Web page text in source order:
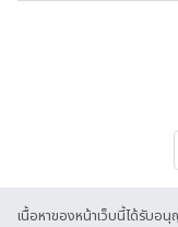
เนื้อหาของหน้าเว็บนี้ได้รับอนุ